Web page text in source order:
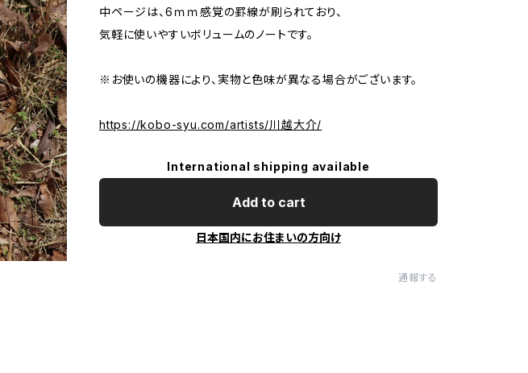
中ページは、6ｍｍ感覚の罫線が刷られており、
気軽に使いやすいボリュームのノートです。
※お使いの機器により、実物と色味が異なる場合がございます。
https://kobo-syu.com/artists/川越大介/
International shipping available
Add to cart
日本国内にお住まいの方向け
通報する